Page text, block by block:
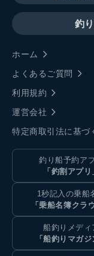
釣
ホーム
よくあるご質問
利用規約
運営会社
特定商取引法に基づ
釣り船予約ア
「釣割アプリ
1秒記入の乗船
「乗船名簿クラ
船釣りメディ
「船釣りマガジ